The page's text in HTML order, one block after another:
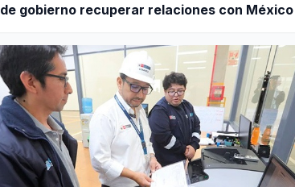
de gobierno recuperar relaciones con México